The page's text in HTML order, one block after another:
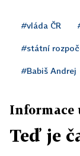
#vláda ČR
#státní
#Babiš Andrej
Informace
Teď je